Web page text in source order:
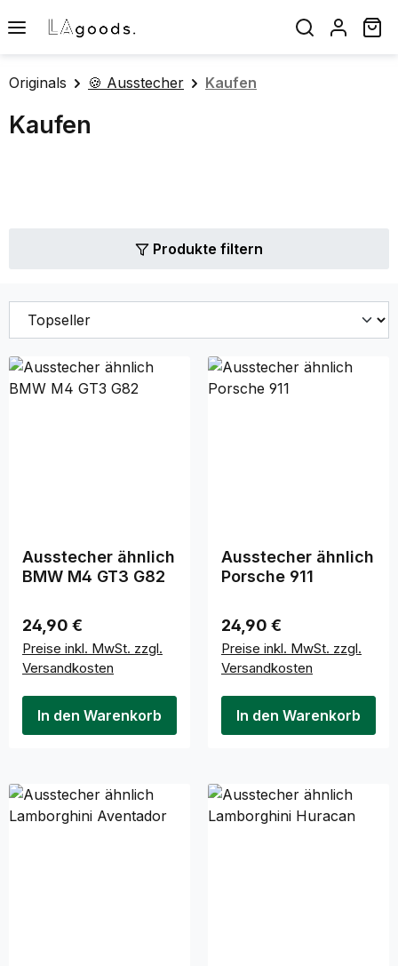
Zum Hauptinhalt springen
Originals 🍪 Ausstecher Kaufen
Kaufen
Produkte filtern
Ausstecher ähnlich
BMW M4 GT3 G82
Regulärer Preis:
24,90 €
Preise inkl. MwSt. zzgl.
Versandkosten
In den Warenkorb
Ausstecher ähnlich
Porsche 911
Regulärer Preis:
24,90 €
Preise inkl. MwSt. zzgl.
Versandkosten
In den Warenkorb